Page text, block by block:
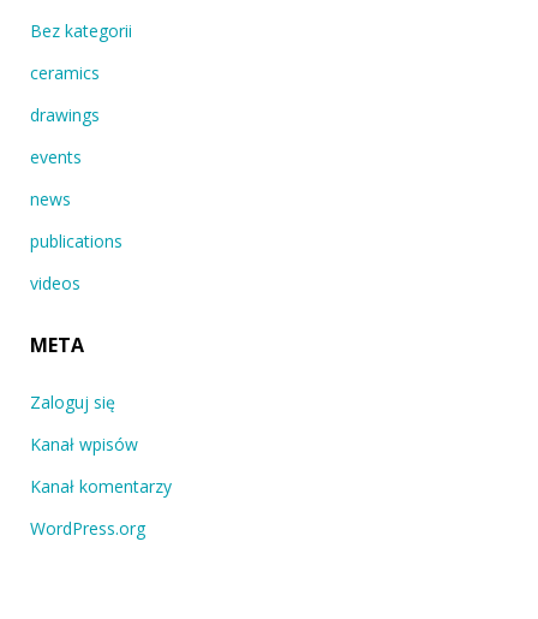
Bez kategorii
ceramics
drawings
events
news
publications
videos
META
Zaloguj się
Kanał wpisów
Kanał komentarzy
WordPress.org